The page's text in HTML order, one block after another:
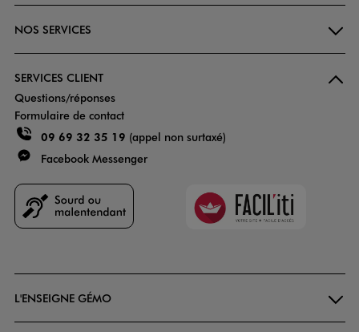
NOS SERVICES
SERVICES CLIENT
Questions/réponses
Formulaire de contact
09 69 32 35 19 (appel non surtaxé)
Facebook Messenger
Faciliti
L'ENSEIGNE GÉMO